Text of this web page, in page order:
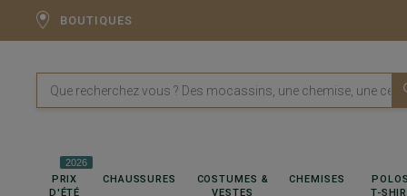
BOUTIQUES
PRIX
D'ÉTÉ
2026
CHAUSSURES
COSTUMES &
VESTES
CHEMISES
T-